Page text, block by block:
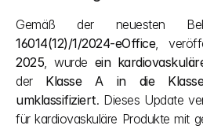
Gemäß der neuesten
16014(12)/1/2024-eOffice,
2025, wurde ein
der Klasse A in die
umklassifiziert. Dieses Update
für kardiovaskuläre Produkte mit